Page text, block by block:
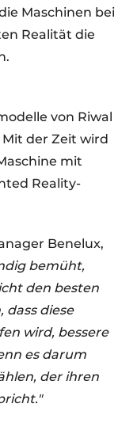
Maschinen bei
Realität die
von Riwal
der Zeit wird
mit
Reality-
Benelux,
bemüht,
den besten
dass diese
wird, bessere
es darum
der ihren